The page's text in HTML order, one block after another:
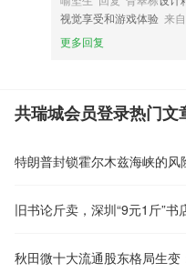
视觉享受和游戏体验 来自
更多回复
共瑞城会员登录热门文
特朗普封锁霍尔木兹海峡的风